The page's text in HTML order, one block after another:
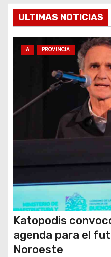
e
n
a
a
s
ULTIMAS NOTICIAS
A PROVINCIA
Katopodis
agenda para el
Noroeste